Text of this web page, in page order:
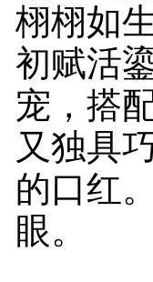
栩栩如
初赋活
宠，搭
又独具
的口红
眼。